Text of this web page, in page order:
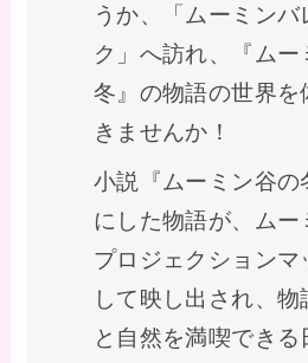
うか、「ムーミンバ
ク」へ訪れ、『ムー
冬』の物語の世界を
きませんか！
小説『ムーミン谷の
にした物語が、ムー
プロジェクションマ
して映し出され、
と自然を満喫できる